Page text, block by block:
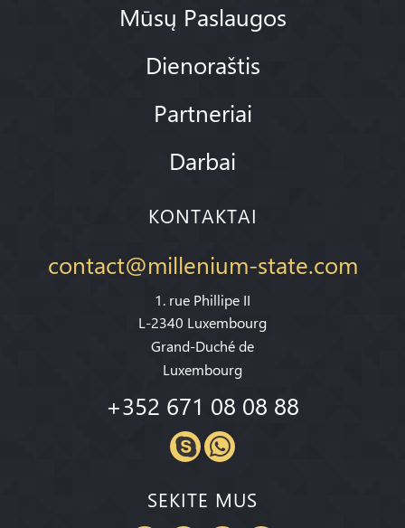
Mūsų Paslaugos
Dienoraštis
Partneriai
Darbai
KONTAKTAI
contact@millenium-state.com
1. rue Phillipe II
L-2340 Luxembourg
Grand-Duché de
Luxembourg
+352 671 08 08 88
SEKITE MUS